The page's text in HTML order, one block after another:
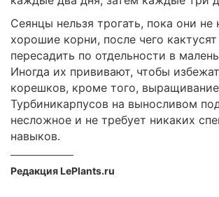
Сеянцы нельзя трогать, пока они не
хорошие корни, после чего
пересадить по отдельности в
Иногда их прививают, чтобы
корешков, кроме того, выращивание
Турбиникарпусов на выносливом
несложное и не требует никаких
навыков.
Редакция LePlants.ru